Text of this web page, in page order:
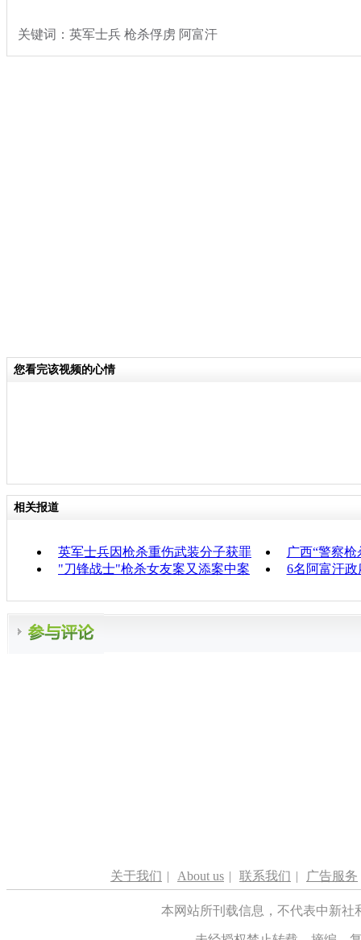
关键词：英军士兵 枪杀俘虏 阿富汗
您看完该视频的心情
相关报道
英军士兵因枪杀重伤武装分子获罪
广西“警察
"刀锋战士"枪杀女友案又添案中案
6名阿富汗
关于我们 | About us | 联系我们 | 广告服务
本网站所刊载信息，不代表中新